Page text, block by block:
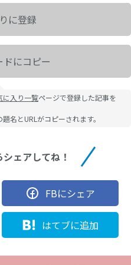
に登録
ドにコピー
に入り一覧ページで登録した記事を
名とURLがコピーされます。
ェアしてね！
FBにシェア
はてブに追加